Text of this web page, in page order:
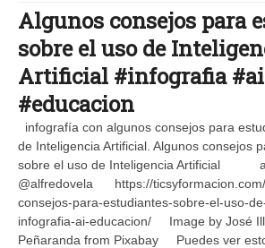
Algunos consejos para
sobre el uso de
Artificial #infografia #ai
#educacion
infografía con algunos consejos para
de Inteligencia Artificial. Algunos consejos
sobre el uso de Inteligencia Artificial a
@alfredovela https://ticsyformacion.com/
consejos-para-estudiantes-sobre-el-uso-
infografia-ai-educacion/ Image by José
Peñaranda from Pixabay Puedes ver